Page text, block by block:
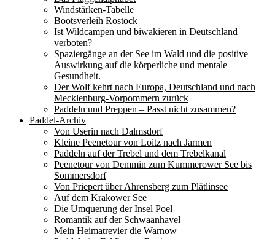
Windstärken-Tabelle
Bootsverleih Rostock
Ist Wildcampen und biwakieren in Deutschland
verboten?
Spaziergänge an der See im Wald und die positive
Auswirkung auf die körperliche und mentale
Gesundheit.
Der Wolf kehrt nach Europa, Deutschland und nach
Mecklenburg-Vorpommern zurück
Paddeln und Preppen – Passt nicht zusammen?
Paddel-Archiv
Von Userin nach Dalmsdorf
Kleine Peenetour von Loitz nach Jarmen
Paddeln auf der Trebel und dem Trebelkanal
Peenetour von Demmin zum Kummerower See bis
Sommersdorf
Von Priepert über Ahrensberg zum Plätlinsee
Auf dem Krakower See
Die Umquerung der Insel Poel
Romantik auf der Schwaanhavel
Mein Heimatrevier die Warnow